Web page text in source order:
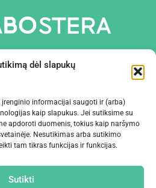
dėl slapukų
informacijai saugoti ir (arba)
kaip slapukus. Jei sutiksime su
apdoroti duomenis, tokius kaip naršymo
Nesutikimas arba sutikimo
tam tikras funkcijas ir funkcijas.
Sutikti